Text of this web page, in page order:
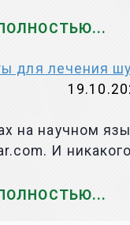
для лечения
на научном
И